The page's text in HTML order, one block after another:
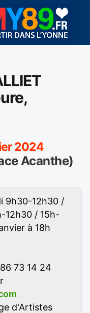
2024
Acanthe)
9h30-12h30 /
12h30 / 15h-
à 18h
73 14 24
d'Artistes